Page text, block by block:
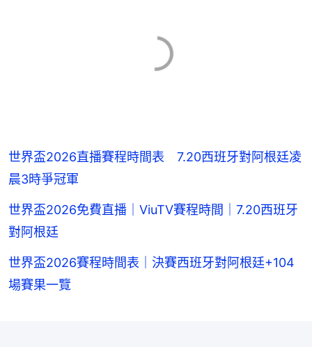
世界盃2026直播賽程時間表 7.20西班牙對阿根廷凌
晨3時爭冠軍
世界盃2026免費直播｜ViuTV賽程時間｜7.20西班牙
對阿根廷
世界盃2026賽程時間表｜決賽西班牙對阿根廷+104
場賽果一覽